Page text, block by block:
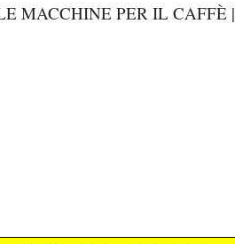
MACCHINE PER IL CAFFÈ |